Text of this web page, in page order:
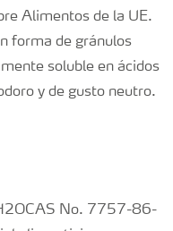
Alimentos de la UE.
forma de gránulos
soluble en ácidos
y de gusto neutro.
No. 7757-86-